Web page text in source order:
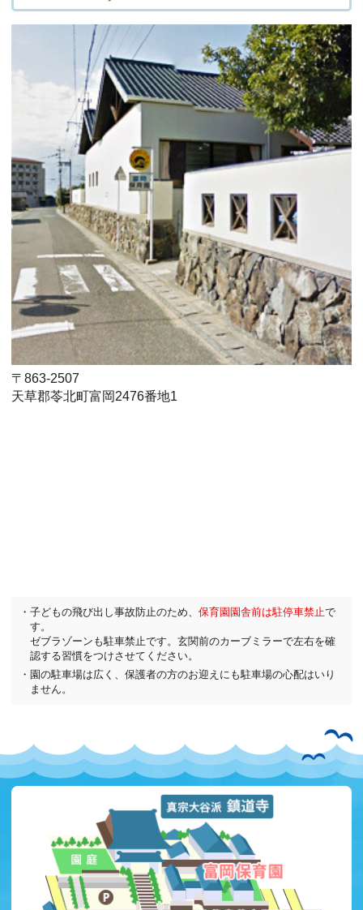
〒863-2507
天草郡苓北町富岡2476番地1
・子どもの飛び出し事故防止のため、 保育園園舎前は駐停車禁止で
す。
ゼブラゾーンも駐車禁止です。玄関前のカーブミラーで左右を確
認する習慣をつけさせてください。
・園の駐車場は広く、保護者の方のお迎えにも駐車場の心配はいり
ません。